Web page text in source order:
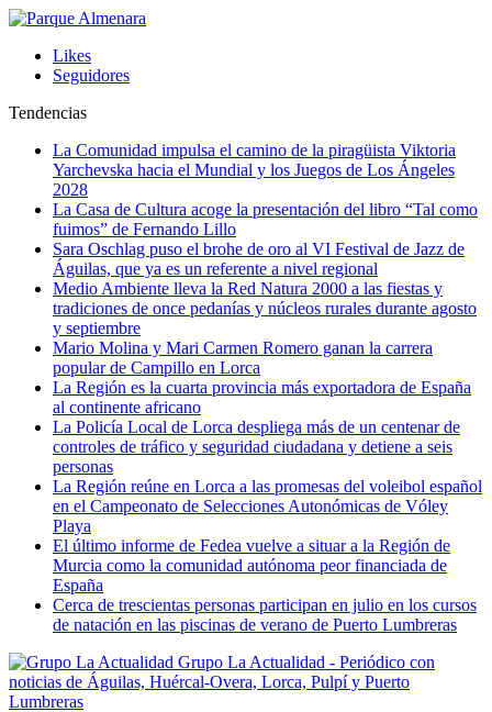
Likes
Seguidores
Tendencias
La Comunidad impulsa el camino de la piragüista Viktoria
Yarchevska hacia el Mundial y los Juegos de Los Ángeles
2028
La Casa de Cultura acoge la presentación del libro “Tal como
fuimos” de Fernando Lillo
Sara Oschlag puso el brohe de oro al VI Festival de Jazz de
Águilas, que ya es un referente a nivel regional
Medio Ambiente lleva la Red Natura 2000 a las fiestas y
tradiciones de once pedanías y núcleos rurales durante agosto
y septiembre
Mario Molina y Mari Carmen Romero ganan la carrera
popular de Campillo en Lorca
La Región es la cuarta provincia más exportadora de España
al continente africano
La Policía Local de Lorca despliega más de un centenar de
controles de tráfico y seguridad ciudadana y detiene a seis
personas
La Región reúne en Lorca a las promesas del voleibol español
en el Campeonato de Selecciones Autonómicas de Vóley
Playa
El último informe de Fedea vuelve a situar a la Región de
Murcia como la comunidad autónoma peor financiada de
España
Cerca de trescientas personas participan en julio en los cursos
de natación en las piscinas de verano de Puerto Lumbreras
Grupo La Actualidad - Periódico con
noticias de Águilas, Huércal-Overa, Lorca, Pulpí y Puerto
Lumbreras